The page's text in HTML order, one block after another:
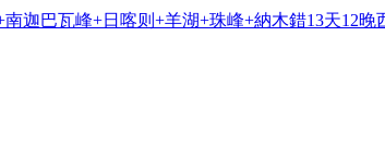
迦巴瓦峰+日喀则+羊湖+珠峰+納木錯13天12晚